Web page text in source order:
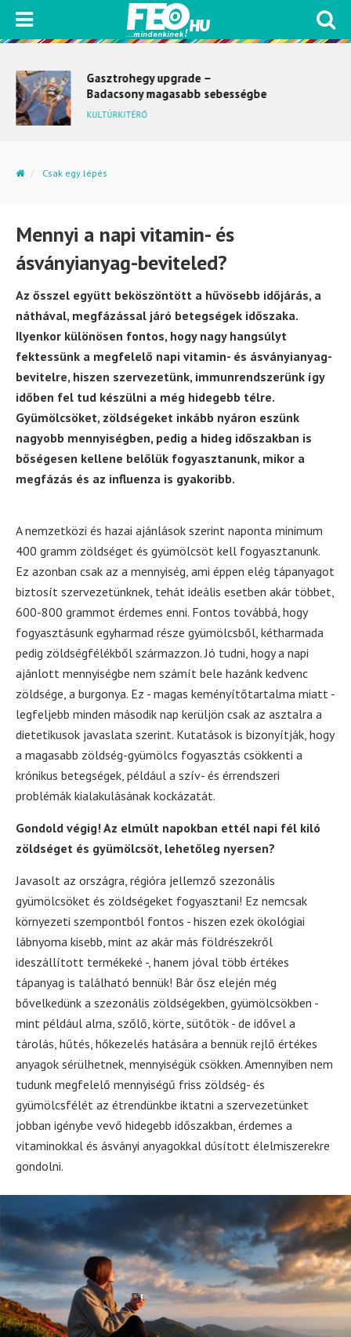
Gasztrohegy upgrade –
Badacsony magasabb sebességbe
kapcsol
KULTÚRKITÉRŐ
Csak egy lépés
Mennyi a napi vitamin- és
ásványianyag-beviteled?
Az ősszel együtt beköszöntött a hűvösebb időjárás, a
náthával, megfázással járó betegségek időszaka.
Ilyenkor különösen fontos, hogy nagy hangsúlyt
fektessünk a megfelelő napi vitamin- és ásványianyag-
bevitelre, hiszen szervezetünk, immunrendszerünk így
időben fel tud készülni a még hidegebb télre.
Gyümölcsöket, zöldségeket inkább nyáron eszünk
nagyobb mennyiségben, pedig a hideg időszakban is
bőségesen kellene belőlük fogyasztanunk, mikor a
megfázás és az influenza is gyakoribb.
A nemzetközi és hazai ajánlások szerint naponta minimum
400 gramm zöldséget és gyümölcsöt kell fogyasztanunk.
Ez azonban csak az a mennyiség, ami éppen elég tápanyagot
biztosít szervezetünknek, tehát ideális esetben akár többet,
600-800 grammot érdemes enni. Fontos továbbá, hogy
fogyasztásunk egyharmad része gyümölcsből, kétharmada
pedig zöldségfélékből származzon. Jó tudni, hogy a napi
ajánlott mennyiségbe nem számít bele hazánk kedvenc
zöldsége, a burgonya. Ez - magas keményítőtartalma miatt -
legfeljebb minden második nap kerüljön csak az asztalra a
dietetikusok javaslata szerint. Kutatások is bizonyítják, hogy
a magasabb zöldség-gyümölcs fogyasztás csökkenti a
krónikus betegségek, például a szív- és érrendszeri
problémák kialakulásának kockázatát.
Gondold végig! Az elmúlt napokban ettél napi fél kiló
zöldséget és gyümölcsöt, lehetőleg nyersen?
Javasolt az országra, régióra jellemző szezonális
gyümölcsöket és zöldségeket fogyasztani! Ez nemcsak
környezeti szempontból fontos - hiszen ezek ökológiai
lábnyoma kisebb, mint az akár más földrészekről
ideszállított termékeké -, hanem jóval több értékes
tápanyag is található bennük! Bár ősz elején még
bővelkedünk a szezonális zöldségekben, gyümölcsökben -
mint például alma, szőlő, körte, sütőtök - de idővel a
tárolás, hűtés, hőkezelés hatására a bennük rejlő értékes
anyagok sérülhetnek, mennyiségük csökken. Amennyiben nem
tudunk megfelelő mennyiségű friss zöldség- és
gyümölcsfélét az étrendünkbe iktatni a szervezetünket
jobban igénybe vevő hidegebb időszakban, érdemes a
vitaminokkal és ásványi anyagokkal dúsított élelmiszerekre
gondolni.